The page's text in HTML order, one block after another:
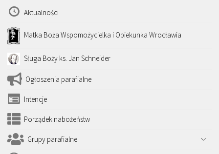
Aktualności
Matka Boża Wspomożycielka i Opiekunka Wrocławia
Sługa Boży ks. Jan Schneider
Ogłoszenia parafialne
Intencje
Porządek nabożeństw
Grupy parafialne